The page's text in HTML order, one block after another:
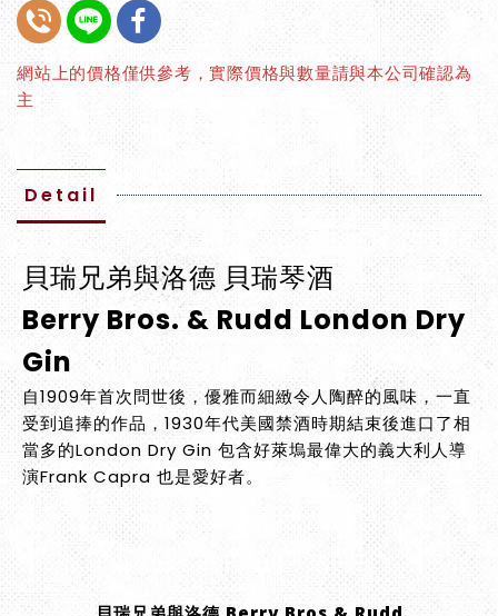
網站上的價格僅供參考，實際價格與數量請與本公司確認為
主
Detail
貝瑞兄弟與洛德 貝瑞琴酒
Berry Bros. & Rudd London Dry
Gin
自1909年首次問世後，優雅而細緻令人陶醉的風味，一直
受到追捧的作品，1930年代美國禁酒時期結束後進口了相
當多的London Dry Gin 包含好萊塢最偉大的義大利人導
演Frank Capra 也是愛好者。